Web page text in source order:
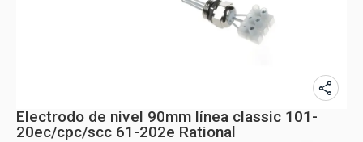
share
Electrodo de nivel 90mm línea classic 101-
20ec/cpc/scc 61-202e Rational